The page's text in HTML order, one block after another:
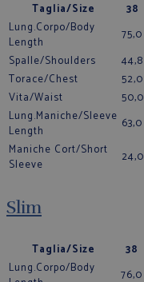
Taglia/Size 38
Lung.Corpo/Body
Length
75,0
Spalle/Shoulders
44,8
Torace/Chest
52,0
Vita/Waist
50,0
Lung.Maniche/Sleeve
Length
63,0
Maniche Cort/Short
Sleeve
24,0
Slim
Taglia/Size 38
Lung.Corpo/Body
76,0